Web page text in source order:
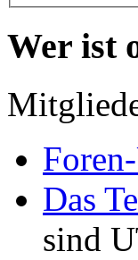
Wer ist
Das
sind